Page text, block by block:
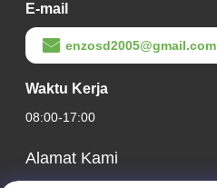
E-mail
enzosd2005@gmail.com
Waktu Kerja
08:00-17:00
Alamat Kami